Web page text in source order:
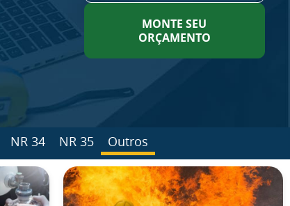
MONTE SEU
ORÇAMENTO
NR 34 NR 35 Outros